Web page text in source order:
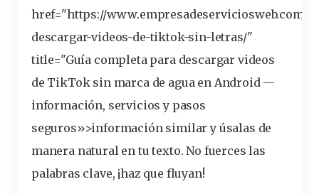
href="https://www.empresadeserviciosweb.com/
descargar-videos-de-tiktok-sin-letras/"
title="Guía completa para descargar videos
de TikTok sin marca de agua en Android —
información, servicios y pasos
seguros»>información similar y úsalas de
manera natural en tu texto. No fuerces las
palabras clave, ¡haz que fluyan!